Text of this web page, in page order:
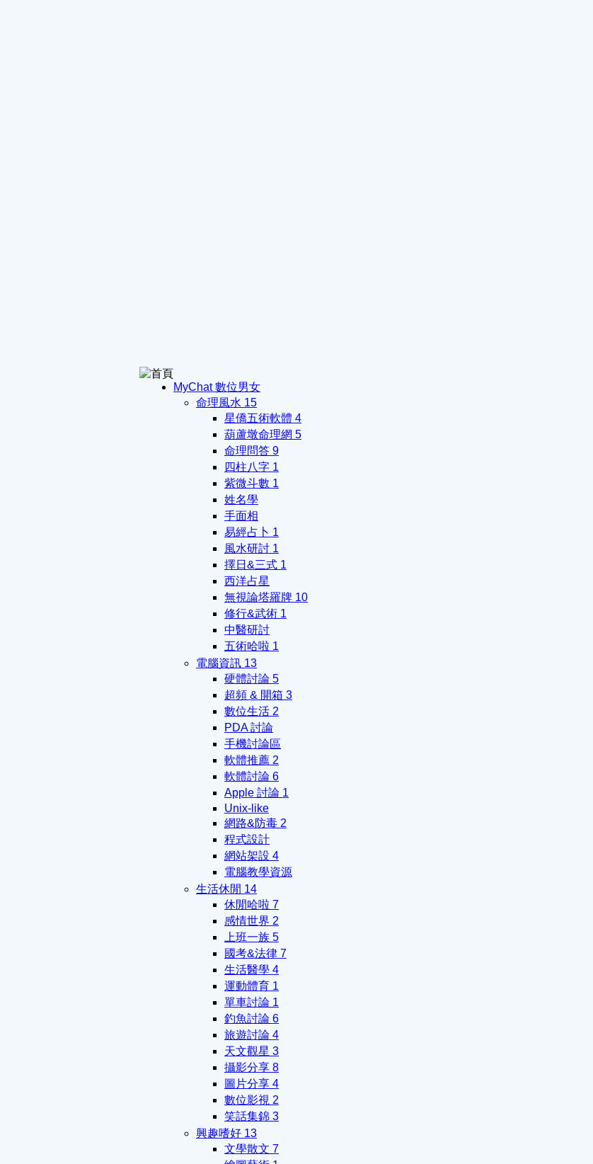
MyChat 數位男女
命理風水 15
星僑五術軟體 4
葫蘆墩命理網 5
命理問答 9
四柱八字 1
紫微斗數 1
姓名學
手面相
易經占卜 1
風水研討 1
擇日&三式 1
西洋占星
無視論塔羅牌 10
修行&武術 1
中醫研討
五術哈啦 1
電腦資訊 13
硬體討論 5
超頻 & 開箱 3
數位生活 2
PDA 討論
手機討論區
軟體推薦 2
軟體討論 6
Apple 討論 1
Unix-like
網路&防毒 2
程式設計
網站架設 4
電腦教學資源
生活休閒 14
休閒哈啦 7
感情世界 2
上班一族 5
國考&法律 7
生活醫學 4
運動體育 1
單車討論 1
釣魚討論 6
旅遊討論 4
天文觀星 3
攝影分享 8
圖片分享 4
數位影視 2
笑話集錦 3
興趣嗜好 13
文學散文 7